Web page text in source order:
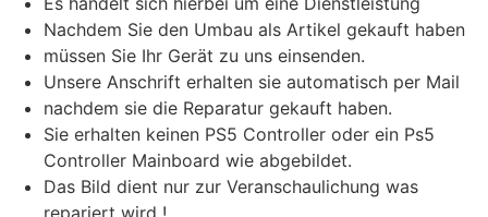
Nachdem Sie den Umbau als Artikel gekauft haben
müssen Sie Ihr Gerät zu uns einsenden.
Unsere Anschrift erhalten sie automatisch per Mail
nachdem sie die Reparatur gekauft haben.
Sie erhalten keinen PS5 Controller oder ein Ps5
Controller Mainboard wie abgebildet.
Das Bild dient nur zur Veranschaulichung was
repariert wird !